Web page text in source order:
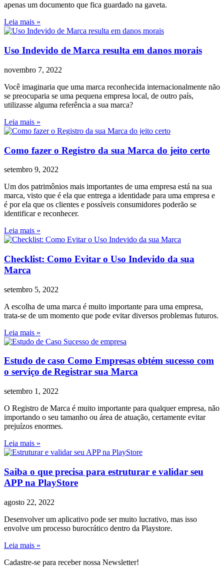
apenas um documento que fica guardado na gaveta.
Leia mais »
Uso Indevido de Marca resulta em danos morais
novembro 7, 2022
Você imaginaria que uma marca reconhecida internacionalmente não
se preocuparia se uma pequena empresa local, de outro país,
utilizasse alguma referência a sua marca?
Leia mais »
Como fazer o Registro da sua Marca do jeito certo
setembro 9, 2022
Um dos patrimônios mais importantes de uma empresa está na sua
marca, visto que é ela que entrega a identidade para uma empresa e
é por ela que os clientes e possíveis consumidores poderão se
identificar e reconhecer.
Leia mais »
Checklist: Como Evitar o Uso Indevido da sua
Marca
setembro 5, 2022
A escolha de uma marca é muito importante para uma empresa,
trata-se de um momento que pode evitar diversos problemas futuros.
Leia mais »
Estudo de caso Como Empresas obtém sucesso com
o serviço de Registrar sua Marca
setembro 1, 2022
O Registro de Marca é muito importante para qualquer empresa, não
importando o seu tamanho ou área de atuação, certamente evitar
prejuízos enormes.
Leia mais »
Saiba o que precisa para estruturar e validar seu
APP na PlayStore
agosto 22, 2022
Desenvolver um aplicativo pode ser muito lucrativo, mas isso
envolve um processo burocrático dentro da Playstore.
Leia mais »
Cadastre-se para receber nossa Newsletter!